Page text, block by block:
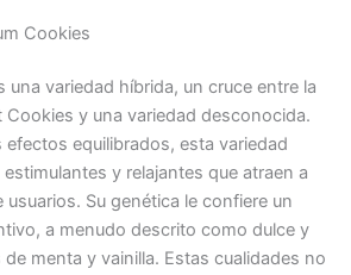
Cookies
una variedad híbrida, un cruce entre la
Cookies y una variedad desconocida.
efectos equilibrados, esta variedad
y relajantes que atraen a
usuarios. Su genética le confiere un
a menudo descrito como dulce y
menta y vainilla. Estas cualidades no